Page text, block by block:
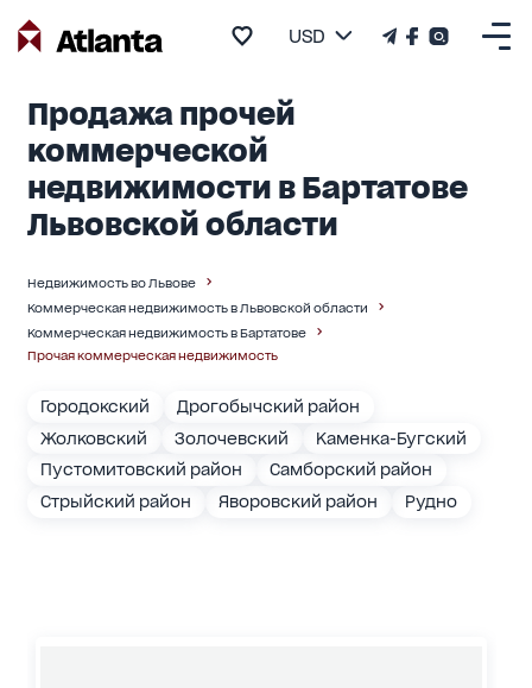
USD
Продажа прочей
коммерческой
недвижимости в Бартатове
Львовской области
Недвижимость во Львове
Коммерческая недвижимость в Львовской области
Коммерческая недвижимость в Бартатове
Прочая коммерческая недвижимость
Городокский
Дрогобычский район
Жолковский
Золочевский
Каменка-Бугский
Пустомитовский район
Самборский район
Стрыйский район
Яворовский район Рудно